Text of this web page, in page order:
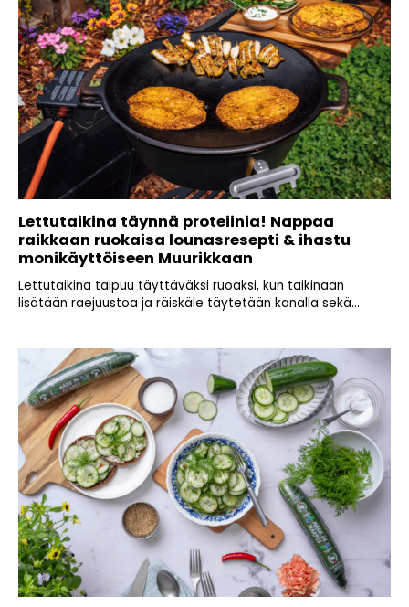
Lettutaikina täynnä proteiinia! Nappaa
raikkaan ruokaisa lounasresepti & ihastu
monikäyttöiseen Muurikkaan
Lettutaikina taipuu täyttäväksi ruoaksi, kun taikinaan
lisätään raejuustoa ja räiskäle täytetään kanalla sekä...